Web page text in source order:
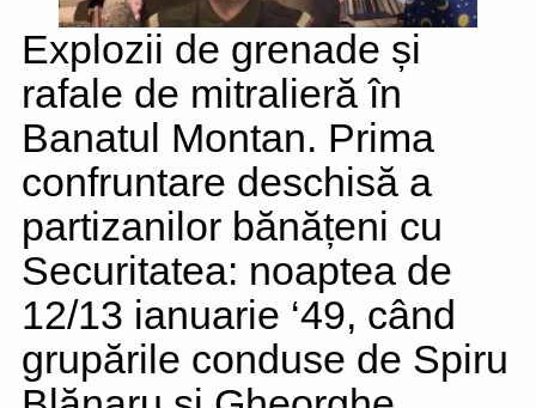
Explozii de grenade și
rafale de mitralieră în
Banatul Montan. Prima
confruntare deschisă a
partizanilor bănățeni cu
Securitatea: noaptea de
12/13 ianuarie ‘49, când
grupările conduse de Spiru